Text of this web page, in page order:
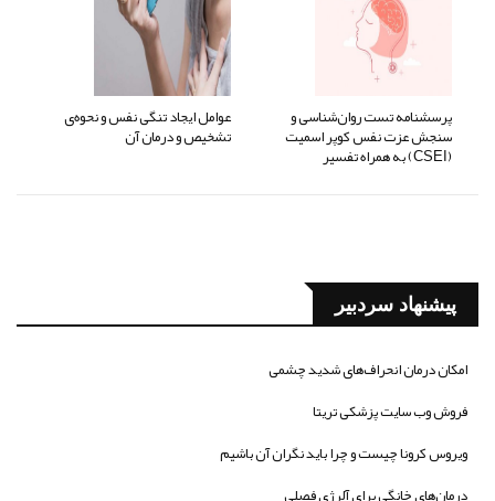
پرسشنامه تست روان‌شناسی و
سنجش عزت نفس کوپر اسمیت
(CSEI) به همراه تفسیر
عوامل ایجاد تنگی نفس و نحوه‌ی
تشخیص و درمان آن
پیشنهاد سردبیر
امکان درمان انحراف‌های شدید چشمی
فروش وب سایت پزشکی تریتا
ویروس کرونا چیست و چرا باید نگران آن باشیم